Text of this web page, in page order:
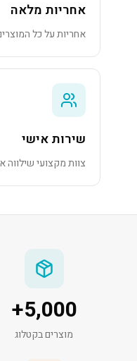
אחריות מלאה
אחריות על כל
שירות אישי
צוות מקצועי
5,000
+
מוצרים בקטלוג